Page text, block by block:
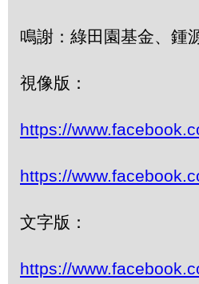
鳴謝：綠田園基金、鍾
視像版：
https://
https://
文字版：
https://